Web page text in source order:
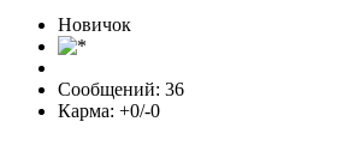
Новичок
Сообщений: 36
Карма: +0/-0